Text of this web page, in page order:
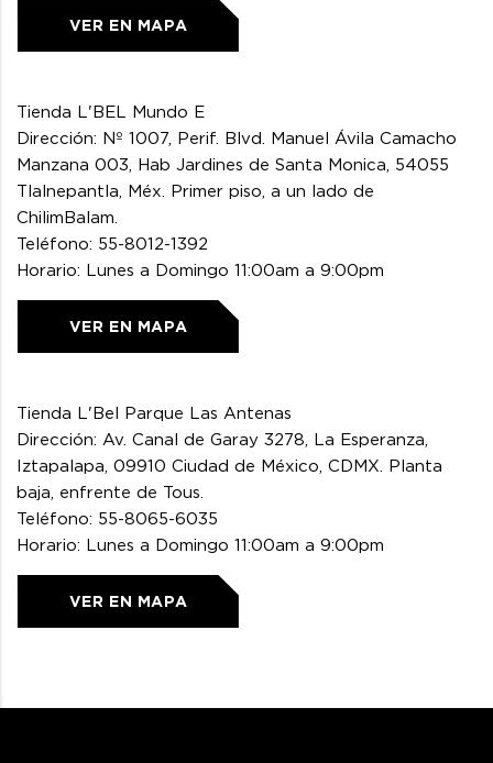
VER EN MAPA
Tienda L'BEL Mundo E
Dirección: Nº 1007, Perif. Blvd. Manuel Ávila Camacho
Manzana 003, Hab Jardines de Santa Monica, 54055
Tlalnepantla, Méx. Primer piso, a un lado de
ChilimBalam.
Teléfono: 55-8012-1392
Horario: Lunes a Domingo 11:00am a 9:00pm
VER EN MAPA
Tienda L'Bel Parque Las Antenas
Dirección: Av. Canal de Garay 3278, La Esperanza,
Iztapalapa, 09910 Ciudad de México, CDMX. Planta
baja, enfrente de Tous.
Teléfono: 55-8065-6035
Horario: Lunes a Domingo 11:00am a 9:00pm
VER EN MAPA